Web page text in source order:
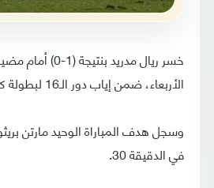
خسر ريال مدريد
الأربعاء، ضمن إياب دور الـ16 لبطولة كأس ملك إسبانيا.
وسجل هدف المباراة الوحيد مارتن
في الدقيقة 30.